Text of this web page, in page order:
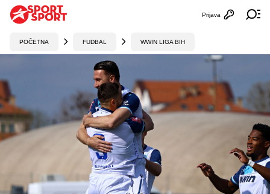
Otvori
Prijava
POČETNA FUDBAL WWIN LIGA BIH